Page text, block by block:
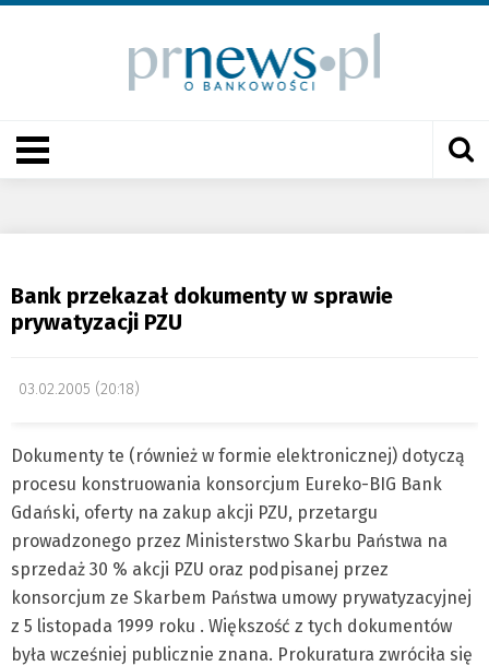
Bank przekazał dokumenty w sprawie
prywatyzacji PZU
03.02.2005 (20:18)
Dokumenty te (również w formie elektronicznej) dotyczą
procesu konstruowania konsorcjum Eureko-BIG Bank
Gdański, oferty na zakup akcji PZU, przetargu
prowadzonego przez Ministerstwo Skarbu Państwa na
sprzedaż 30 % akcji PZU oraz podpisanej przez
konsorcjum ze Skarbem Państwa umowy prywatyzacyjnej
z 5 listopada 1999 roku . Większość z tych dokumentów
była wcześniej publicznie znana. Prokuratura zwróciła się